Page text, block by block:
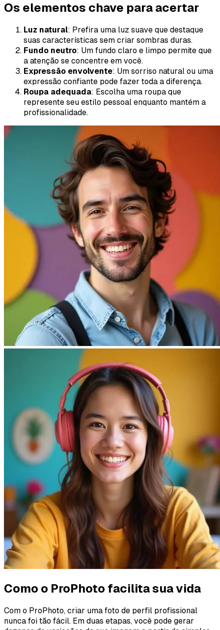
Os elementos chave para acertar
Luz natural: Prefira uma luz suave que destaque
suas características sem criar sombras duras.
Fundo neutro: Um fundo claro e limpo permite que
a atenção se concentre em você.
Expressão envolvente: Um sorriso natural ou uma
expressão confiante pode fazer toda a diferença.
Roupa adequada: Escolha uma roupa que
represente seu estilo pessoal enquanto mantém a
profissionalidade.
Como o ProPhoto facilita sua vida
Com o ProPhoto, criar uma foto de perfil profissional
nunca foi tão fácil. Em duas etapas, você pode gerar